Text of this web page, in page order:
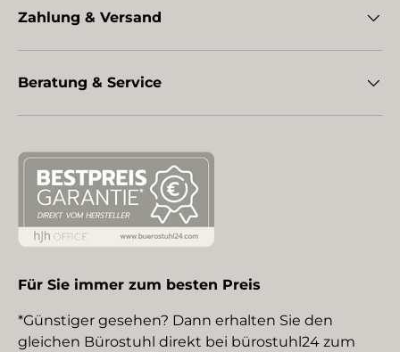
Zahlung & Versand
Beratung & Service
Für Sie immer zum besten Preis
*Günstiger gesehen? Dann erhalten Sie den
gleichen Bürostuhl direkt bei bürostuhl24 zum